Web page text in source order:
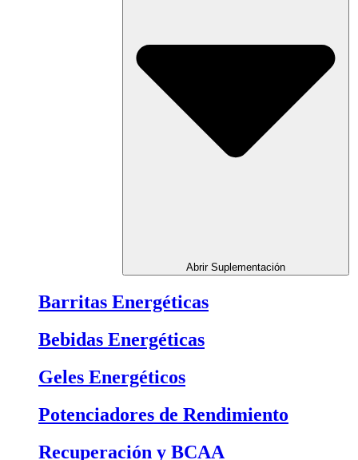
Abrir Suplementación
Barritas Energéticas
Bebidas Energéticas
Geles Energéticos
Potenciadores de Rendimiento
Recuperación y BCAA